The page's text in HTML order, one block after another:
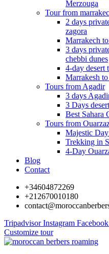
Merzouga
Tour from
2 days
zagora
Marrakech
3 days
chebbi dunes
4-day desert
Marrakesh
Tours from Agadir
3 days
3 Days
Best Sahara
Tours from
Majestic
Trekking in
4-Day
Blog
Contact
+34604872269
+212670010180
Tripadvisor Instagram Facebook
Customize tour